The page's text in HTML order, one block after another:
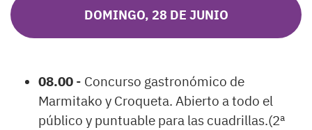
DOMINGO, 28 DE JUNIO
08.00 - Concurso gastronómico de
Marmitako y Croqueta. Abierto a todo el
público y puntuable para las cuadrillas.(2ª